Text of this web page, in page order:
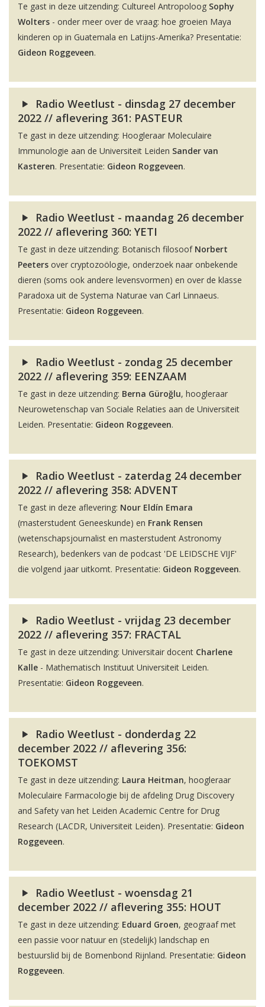
Te gast in deze uitzending: Cultureel Antropoloog Sophy
Wolters - onder meer over de vraag: hoe groeien Maya
kinderen op in Guatemala en Latijns-Amerika? Presentatie:
Gideon Roggeveen.
Radio Weetlust - dinsdag 27 december
2022 // aflevering 361: PASTEUR
Te gast in deze uitzending: Hoogleraar Moleculaire
Immunologie aan de Universiteit Leiden Sander van
Kasteren. Presentatie: Gideon Roggeveen.
Radio Weetlust - maandag 26 december
2022 // aflevering 360: YETI
Te gast in deze uitzending: Botanisch filosoof Norbert
Peeters over cryptozoölogie, onderzoek naar onbekende
dieren (soms ook andere levensvormen) en over de klasse
Paradoxa uit de Systema Naturae van Carl Linnaeus.
Presentatie: Gideon Roggeveen.
Radio Weetlust - zondag 25 december
2022 // aflevering 359: EENZAAM
Te gast in deze uitzending: Berna Güroğlu, hoogleraar
Neurowetenschap van Sociale Relaties aan de Universiteit
Leiden. Presentatie: Gideon Roggeveen.
Radio Weetlust - zaterdag 24 december
2022 // aflevering 358: ADVENT
Te gast in deze aflevering: Nour Eldín Emara
(masterstudent Geneeskunde) en Frank Rensen
(wetenschapsjournalist en masterstudent Astronomy
Research), bedenkers van de podcast 'DE LEIDSCHE VIJF'
die volgend jaar uitkomt. Presentatie: Gideon Roggeveen.
Radio Weetlust - vrijdag 23 december
2022 // aflevering 357: FRACTAL
Te gast in deze uitzending: Universitair docent Charlene
Kalle - Mathematisch Instituut Universiteit Leiden.
Presentatie: Gideon Roggeveen.
Radio Weetlust - donderdag 22
december 2022 // aflevering 356:
TOEKOMST
Te gast in deze uitzending: Laura Heitman, hoogleraar
Moleculaire Farmacologie bij de afdeling Drug Discovery
and Safety van het Leiden Academic Centre for Drug
Research (LACDR, Universiteit Leiden). Presentatie: Gideon
Roggeveen.
Radio Weetlust - woensdag 21
december 2022 // aflevering 355: HOUT
Te gast in deze uitzending: Eduard Groen, geograaf met
een passie voor natuur en (stedelijk) landschap en
bestuurslid bij de Bomenbond Rijnland. Presentatie: Gideon
Roggeveen.